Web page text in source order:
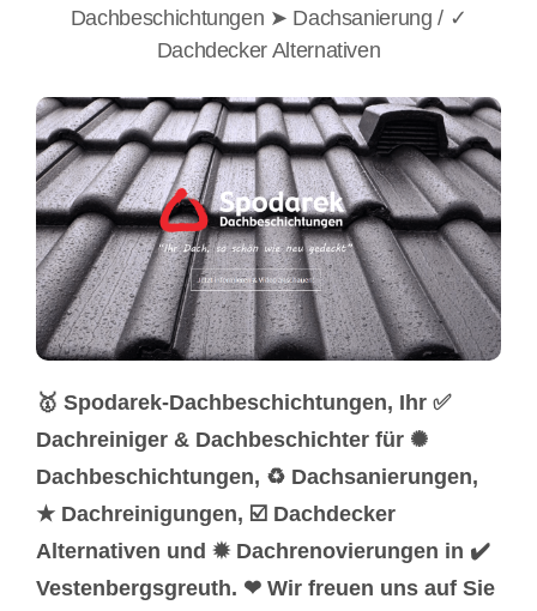
Dachbeschichtungen ➤ Dachsanierung / ✓
Dachdecker Alternativen
🥇 Spodarek-Dachbeschichtungen, Ihr ✅
Dachreiniger & Dachbeschichter für ✺
Dachbeschichtungen, ♻ Dachsanierungen,
★ Dachreinigungen, ☑️ Dachdecker
Alternativen und ✹ Dachrenovierungen in ✔️
Vestenbergsgreuth. ❤ Wir freuen uns auf Sie